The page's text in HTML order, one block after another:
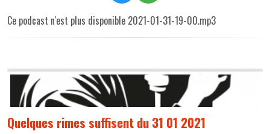
Ce podcast n'est plus disponible 2021-01-31-19-00.mp3
Quelques rimes suffisent du 31 01 2021